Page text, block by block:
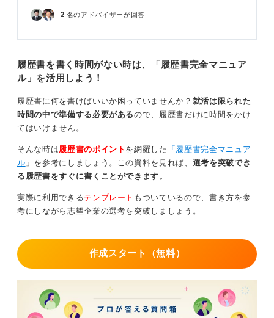
2 名のアドバイザーが回答
履歴書を書く時間がない時は、「履歴書完全マニュア
ル」を活用しよう！
履歴書に何を書けばいいか困っていませんか？ 就活は限られた
時間の中で準備する必要があるので、履歴書だけに時間をかけ
てはいけません。
そんな時は履歴書のポイント を網羅した 「履歴書完全マニュア
ル 」を参考にしましょう。この資料を見れば、 選考を突破でき
る履歴書をすぐに書くことができます。
実際に利用できるテンプレート もついているので、書き方を参
考にしながら志望企業の選考を突破しましょう。
作成スタート（無料）